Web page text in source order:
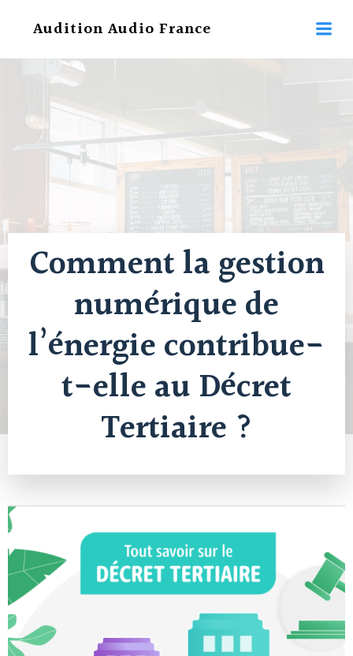
au
Audition Audio France
Comment la gestion
numérique de
l’énergie contribue-
t-elle au Décret
Tertiaire ?